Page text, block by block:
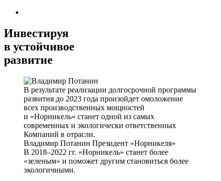
Инвестируя
в устойчивое
развитие
В результате реализации долгосрочной программы
развития до 2023 года произойдет омоложение
всех производственных мощностей
и «Норникель» станет одной из самых
современных и экологически ответственных
Компаний в отрасли.
Владимир Потанин Президент «Норникеля»
В 2018–2022 гг. «Норникель» станет более
«зеленым» и поможет другим становиться более
экологичными.